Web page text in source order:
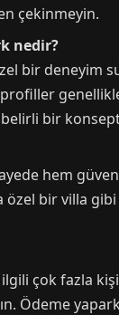
çekinmeyin.
nedir?
bir deneyim
bir
hem
bir villa
çok fazla
Ödeme